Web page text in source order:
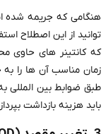
هنگامی که جریمه شده
توانید از این اصطلاح
که کانتینر های حاوی
زمان مناسب آن ها را
طبق ضوابط بین المللی
باید هزینه بازداشت